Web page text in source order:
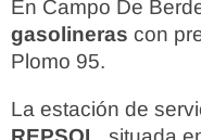
En Campo De
gasolineras con
Plomo 95.
La estación de